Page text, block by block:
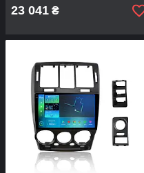
23 041 ₴